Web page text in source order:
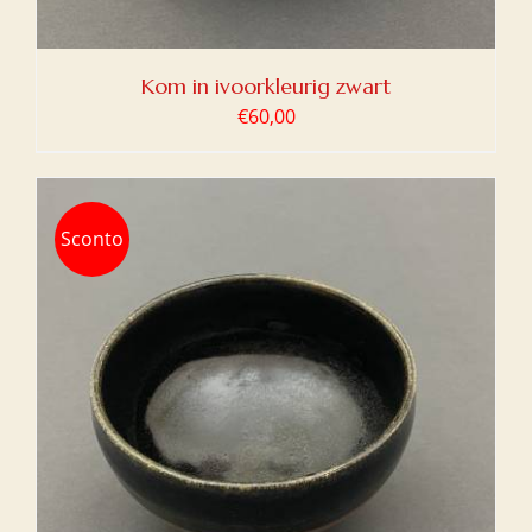
Kom in ivoorkleurig zwart
€60,00
Sconto